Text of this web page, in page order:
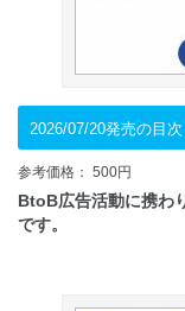
2026/07/20発売の目次
参考価格： 500円
BtoB広告活動に携わ
です。